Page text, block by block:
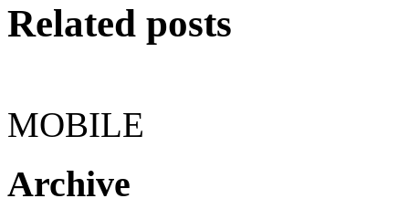
Related posts
MOBILE
Archive